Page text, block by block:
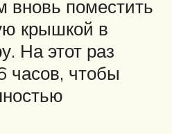
вновь поместить
крышкой в
На этот раз
часов, чтобы